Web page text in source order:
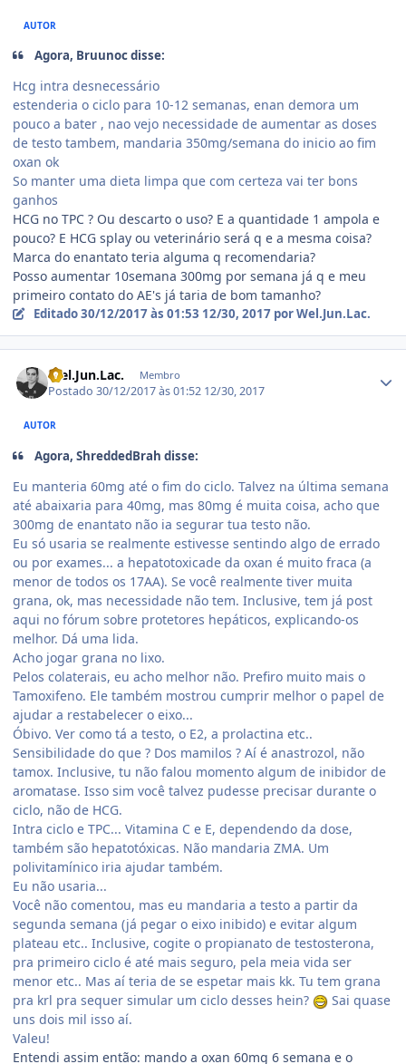
AUTOR
Agora, Bruunoc disse:
Hcg intra desnecessário
estenderia o ciclo para 10-12 semanas, enan demora um
pouco a bater , nao vejo necessidade de aumentar as doses
de testo tambem, mandaria 350mg/semana do inicio ao fim
oxan ok
So manter uma dieta limpa que com certeza vai ter bons
ganhos
HCG no TPC ? Ou descarto o uso? E a quantidade 1 ampola e
pouco? E HCG splay ou veterinário será q e a mesma coisa?
Marca do enantato teria alguma q recomendaria?
Posso aumentar 10semana 300mg por semana já q e meu
primeiro contato do AE's já taria de bom tamanho?
Editado30/12/2017 às 01:53 12/30, 2017 por Wel.Jun.Lac.
Wel.Jun.Lac. Membro
Postado30/12/2017 às 01:52 12/30, 2017
AUTOR
Agora, ShreddedBrah disse:
Eu manteria 60mg até o fim do ciclo. Talvez na última semana
até abaixaria para 40mg, mas 80mg é muita coisa, acho que
300mg de enantato não ia segurar tua testo não.
Eu só usaria se realmente estivesse sentindo algo de errado
ou por exames... a hepatotoxicade da oxan é muito fraca (a
menor de todos os 17AA). Se você realmente tiver muita
grana, ok, mas necessidade não tem. Inclusive, tem já post
aqui no fórum sobre protetores hepáticos, explicando-os
melhor. Dá uma lida.
Acho jogar grana no lixo.
Pelos colaterais, eu acho melhor não. Prefiro muito mais o
Tamoxifeno. Ele também mostrou cumprir melhor o papel de
ajudar a restabelecer o eixo...
Óbivo. Ver como tá a testo, o E2, a prolactina etc..
Sensibilidade do que ? Dos mamilos ? Aí é anastrozol, não
tamox. Inclusive, tu não falou momento algum de inibidor de
aromatase. Isso sim você talvez pudesse precisar durante o
ciclo, não de HCG.
Intra ciclo e TPC... Vitamina C e E, dependendo da dose,
também são hepatotóxicas. Não mandaria ZMA. Um
polivitamínico iria ajudar também.
Eu não usaria...
Você não comentou, mas eu mandaria a testo a partir da
segunda semana (já pegar o eixo inibido) e evitar algum
plateau etc.. Inclusive, cogite o propianato de testosterona,
pra primeiro ciclo é até mais seguro, pela meia vida ser
menor etc.. Mas aí teria de se espetar mais kk. Tu tem grana
pra krl pra sequer simular um ciclo desses hein?
Sai quase
uns dois mil isso aí.
Valeu!
Entendi assim então: mando a oxan 60mg 6 semana e o